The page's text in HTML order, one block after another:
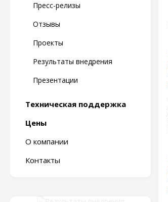
Пресс-релизы
Отзывы
Проекты
Результаты внедрения
Презентации
Техническая поддержка
Цены
О компании
Контакты